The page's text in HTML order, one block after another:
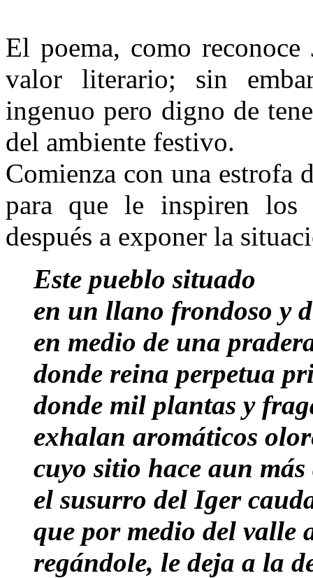
El poema, como reconoce
valor literario; sin
ingenuo pero digno de
del ambiente festivo.
Comienza con una estrofa
para que le inspiren los
después a exponer la
Este pueblo situado
en un llano frondoso y
en medio de una
donde reina perpetua
donde mil plantas y
exhalan aromáticos
cuyo sitio hace aun
el susurro del Iger
que por medio del valle
regándole, le deja a la